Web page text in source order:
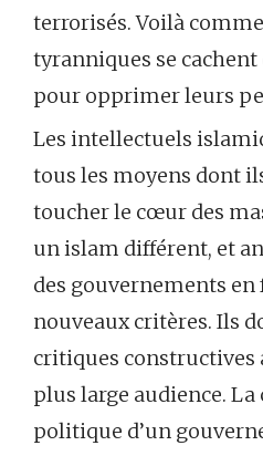
terrorisés. Voilà
tyranniques se
pour opprimer leurs
Les intellectuels
tous les moyens dont
toucher le cœur des
un islam différent, et
des gouvernements en
nouveaux critères. Ils
critiques constructives
plus large audience.
politique d’un